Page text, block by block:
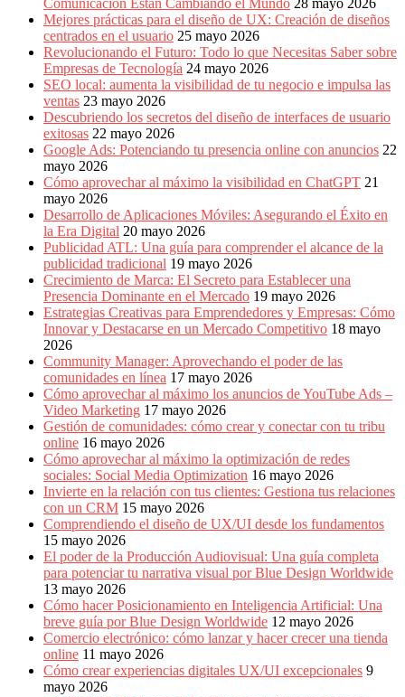
Mejores prácticas para el diseño de UX: Creación de diseños
centrados en el usuario 25 mayo 2026
Revolucionando el Futuro: Todo lo que Necesitas Saber sobre
Empresas de Tecnología 24 mayo 2026
SEO local: aumenta la visibilidad de tu negocio e impulsa las
ventas 23 mayo 2026
Descubriendo los secretos del diseño de interfaces de usuario
exitosas 22 mayo 2026
Google Ads: Potenciando tu presencia online con anuncios 22
mayo 2026
Cómo aprovechar al máximo la visibilidad en ChatGPT 21
mayo 2026
Desarrollo de Aplicaciones Móviles: Asegurando el Éxito en
la Era Digital 20 mayo 2026
Publicidad ATL: Una guía para comprender el alcance de la
publicidad tradicional 19 mayo 2026
Crecimiento de Marca: El Secreto para Establecer una
Presencia Dominante en el Mercado 19 mayo 2026
Estrategias Creativas para Emprendedores y Empresas: Cómo
Innovar y Destacarse en un Mercado Competitivo 18 mayo
2026
Community Manager: Aprovechando el poder de las
comunidades en línea 17 mayo 2026
Cómo aprovechar al máximo los anuncios de YouTube Ads –
Video Marketing 17 mayo 2026
Gestión de comunidades: cómo crear y conectar con tu tribu
online 16 mayo 2026
Cómo aprovechar al máximo la optimización de redes
sociales: Social Media Optimization 16 mayo 2026
Invierte en la relación con tus clientes: Gestiona tus relaciones
con un CRM 15 mayo 2026
Comprendiendo el diseño de UX/UI desde los fundamentos
15 mayo 2026
El poder de la Producción Audiovisual: Una guía completa
para potenciar tu narrativa visual por Blue Design Worldwide
13 mayo 2026
Cómo hacer Posicionamiento en Inteligencia Artificial: Una
breve guía por Blue Design Worldwide 12 mayo 2026
Comercio electrónico: cómo lanzar y hacer crecer una tienda
online 11 mayo 2026
Cómo crear experiencias digitales UX/UI excepcionales 9
mayo 2026